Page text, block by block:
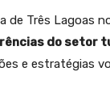
de Três Lagoas
do setor
e estratégias